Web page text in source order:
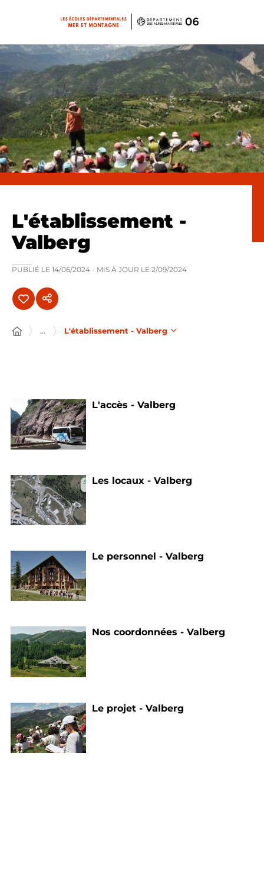
L'établissement -
Valberg
PUBLIÉ LE 14/06/2024 - MIS À JOUR LE 2/09/2024
... L'établissement - Valberg
L'accès - Valberg
Les locaux - Valberg
Le personnel - Valberg
Nos coordonnées - Valberg
Le projet - Valberg